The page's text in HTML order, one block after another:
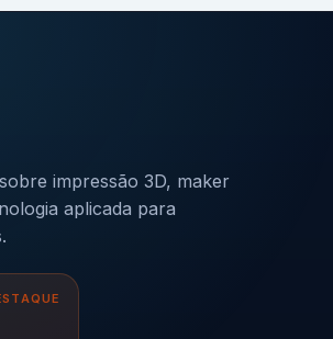
impressão 3D, maker
aplicada para